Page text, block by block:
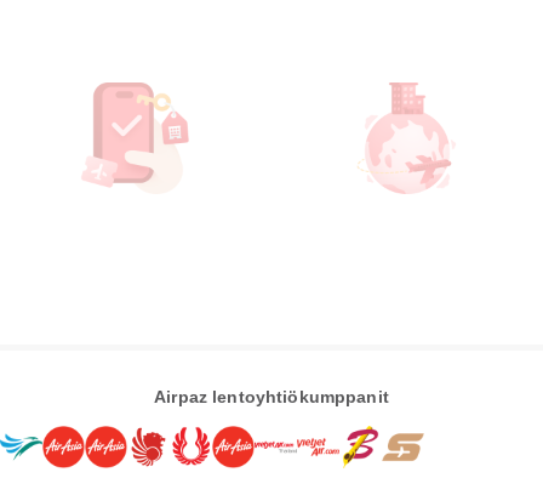
Airpaz lentoyhtiökumppanit